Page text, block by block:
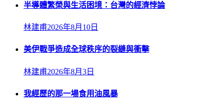
半導體繁榮與生活困境：台灣的經濟悖論
林建甫2026年8月10日
美伊戰爭造成全球秩序的裂縫與衝擊
林建甫2026年8月3日
我經歷的那一場食用油風暴